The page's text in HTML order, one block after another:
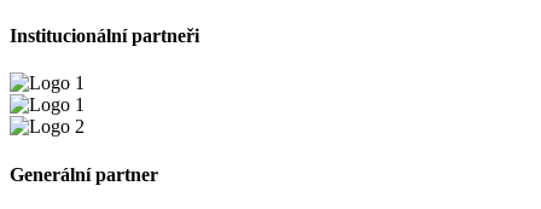
Institucionální partneři
Generální partner